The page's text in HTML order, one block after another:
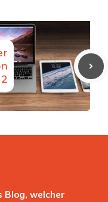
Blog, welcher